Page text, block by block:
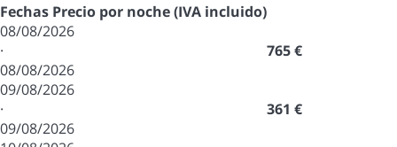
Fechas Precio por noche (IVA incluido)
08/08/2026
·
08/08/2026
765 €
09/08/2026
·
09/08/2026
361 €